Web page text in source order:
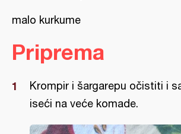
malo kurkume
Priprema
Krompir i šargarepu očistiti i
iseći na veće komade.